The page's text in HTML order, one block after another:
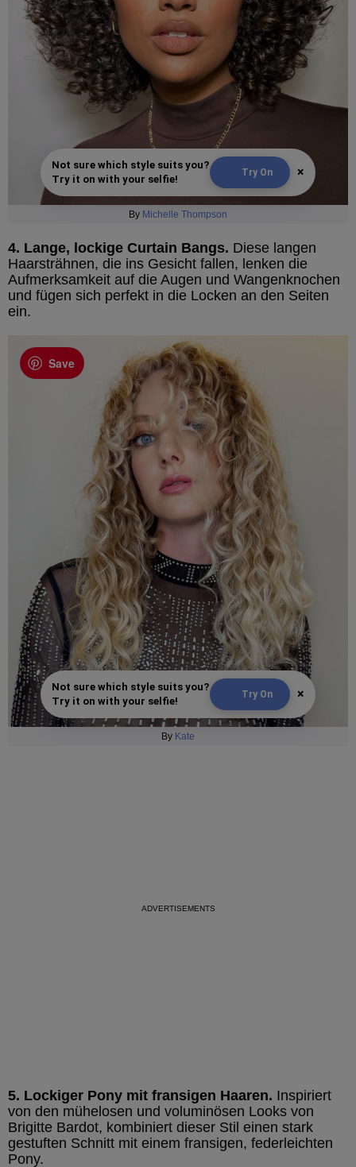
Not sure which style suits you?
Try it on with your selfie!
Try On ×
By Michelle Thompson
4. Lange, lockige Curtain Bangs. Diese langen
Haarsträhnen, die ins Gesicht fallen, lenken die
Aufmerksamkeit auf die Augen und Wangenknochen
und fügen sich perfekt in die Locken an den Seiten
ein.
Save
Not sure which style suits you?
Try it on with your selfie!
Try On ×
By Kate
5. Lockiger Pony mit fransigen Haaren. Inspiriert
von den mühelosen und voluminösen Looks von
Brigitte Bardot, kombiniert dieser Stil einen stark
gestuften Schnitt mit einem fransigen, federleichten
Pony.